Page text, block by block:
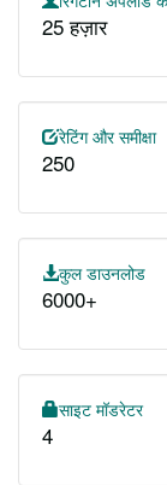
25 हज़ार
रेटिंग और समीक्षा
250
कुल डाउनलोड
6000+
साइट मॉडरेटर
4